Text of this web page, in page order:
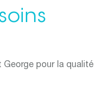
George pour la qualité